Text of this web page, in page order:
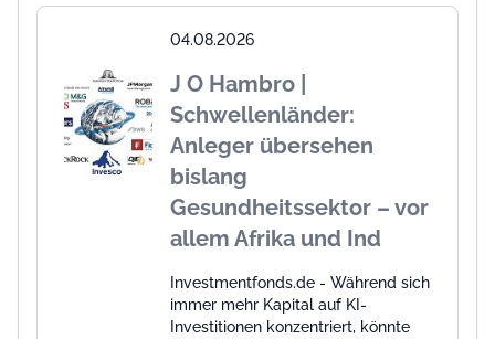
04.08.2026
J O Hambro |
Schwellenländer:
Anleger übersehen
bislang
Gesundheitssektor – vor
allem Afrika und Ind
Investmentfonds.de - Während sich
immer mehr Kapital auf KI-
Investitionen konzentriert, könnte